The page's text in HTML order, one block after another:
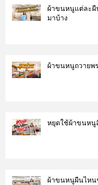
ผ้าขนหนูแต่ละ
มาบ้าง
ผ้าขนหนูถวายพ
หยุดใช้ผ้าขนหนู
ผ้าขนหนูผืนไหน